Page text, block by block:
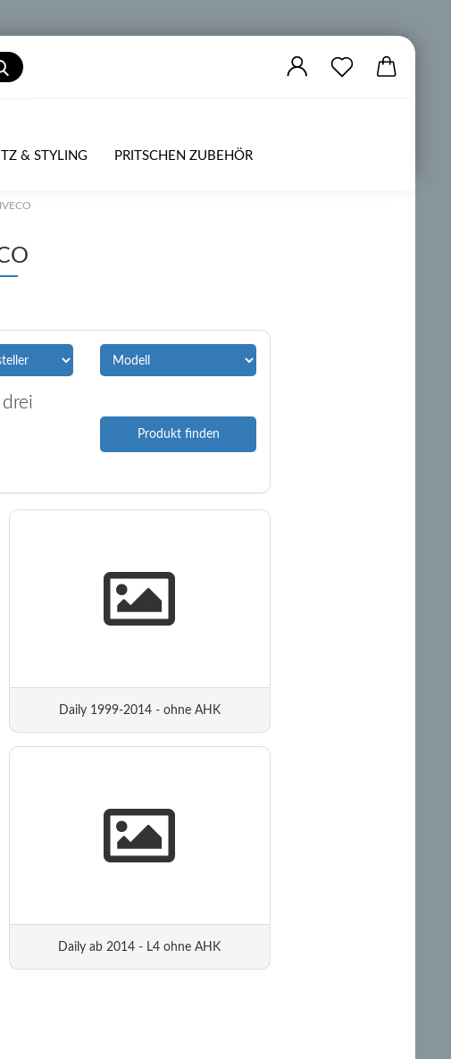
& STYLING PRITSCHEN ZUBEHÖR
PKW ZUBEHÖR
IVECO
Produkt finden
Daily 1999-2014 - ohne AHK
Daily ab 2014 - L4 ohne AHK